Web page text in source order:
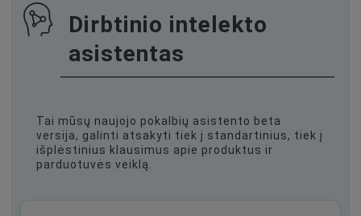
Dirbtinio intelekto
asistentas
Tai mūsų naujojo pokalbių asistento beta
versija, galinti atsakyti tiek į standartinius, tiek į
išplėstinius klausimus apie produktus ir
parduotuvės veiklą.